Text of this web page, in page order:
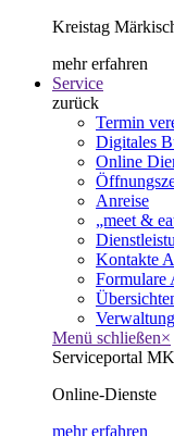
Kreistag
mehr erfahren
Service
zurück
Termin
Digitales
Online
Anreise
„meet &
Kontakte
Formulare
Menü schließen×
Serviceportal MK
Online-Dienste
mehr erfahren